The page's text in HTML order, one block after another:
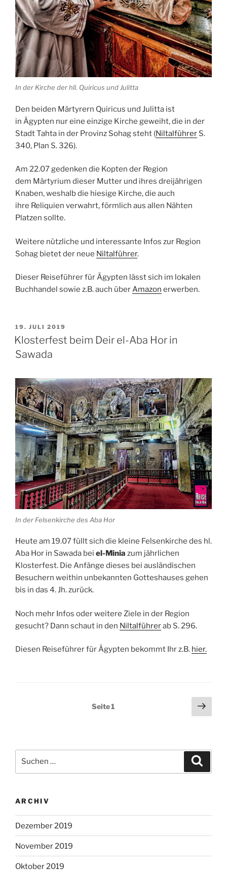
In der Kirche der hll. Quiricus und Julitta
Den beiden Märtyrern Quiricus und Julitta ist
in Ägypten nur eine einzige Kirche geweiht, die in der
StadtTahta in der Provinz Sohagsteht (Niltalführer S.
340, Plan S. 326).
Am 22.07 gedenken die Kopten der Region
dem Märtyrium dieser Mutter und ihres dreijährigen
Knaben, weshalb die hiesige Kirche, die auch
ihre Reliquien verwahrt, förmlich aus allen Nähten
Platzen sollte.
Weitere nützliche und interessante Infos zur Region
Sohag bietet der neue Niltalführer.
Dieser Reiseführer für Ägypten lässt sich im lokalen
Buchhandel sowie z.B. auch überAmazon erwerben.
VERÖFFENTLICHT
AM
19. JULI 2019
Klosterfest beim Deir el-Aba Hor in
Sawada
In der Felsenkirche des Aba Hor
Heute am 19.07 füllt sich die kleine Felsenkirche des hl.
Aba Hor in Sawada bei el-Minia zum jährlichen
Klosterfest. Die Anfänge dieses bei ausländischen
Besuchern weithin unbekannten Gotteshauses gehen
bis in das 4. Jh. zurück.
Noch mehr Infos oder weitere Ziele in der Region
gesucht? Dann schaut in den Niltalführerab S. 296.
Diesen Reiseführer für Ägypten bekommt Ihr z.B. hier.
Seitennummerierung
Seite1
nach:
ARCHIV
Dezember 2019
November 2019
Oktober 2019